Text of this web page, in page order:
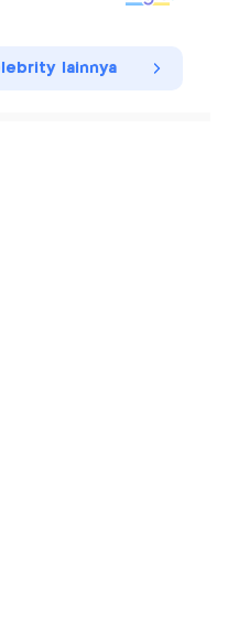
lainnya